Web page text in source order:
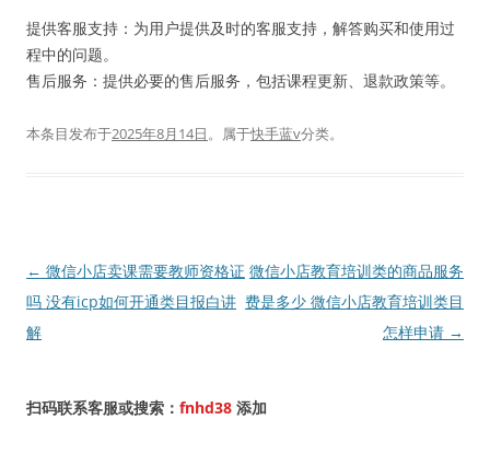
提供客服支持：为用户提供及时的客服支持，解答购买和使用过
程中的问题。
售后服务：提供必要的售后服务，包括课程更新、退款政策等。
本条目发布于2025年8月14日。属于快手蓝v分类。
文
章
导
← 微信小店卖课需要教师资格证
吗 没有icp如何开通类目报白讲
解
微信小店教育培训类的商品服务
费是多少 微信小店教育培训类目
怎样申请 →
扫码联系客服或搜索： fnhd38 添加